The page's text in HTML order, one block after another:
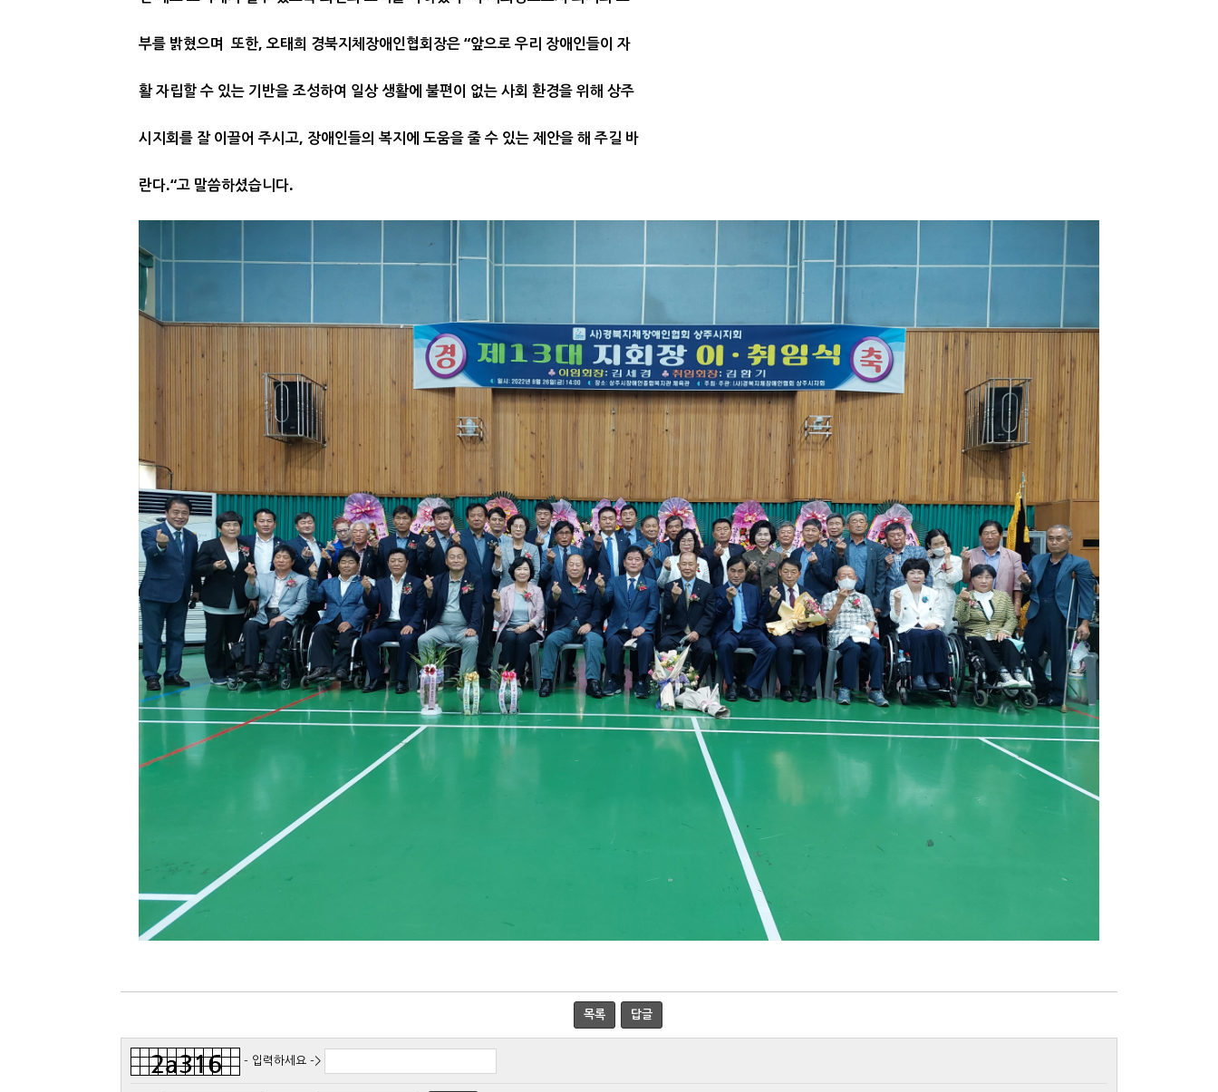
부를 밝혔으며 또한, 오태희 경북지체장애인협회장은 “앞으로 우리 장애인들이 자
활 자립할 수 있는 기반을 조성하여 일상 생활에 불편이 없는 사회 환경을 위해 상주
시지회를 잘 이끌어 주시고, 장애인들의 복지에 도움을 줄 수 있는 제안을 해 주길 바
란다.“고 말씀하셨습니다.
목록 답글
- 입력하세요 ->